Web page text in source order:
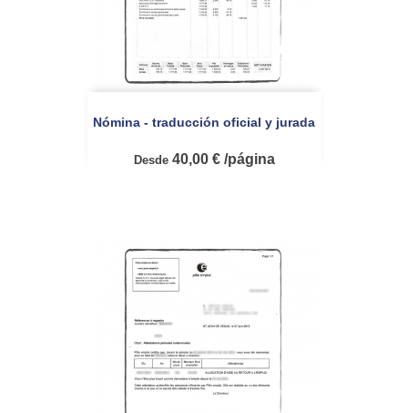
Nómina - traducción oficial y jurada
Desde40,00 € /página